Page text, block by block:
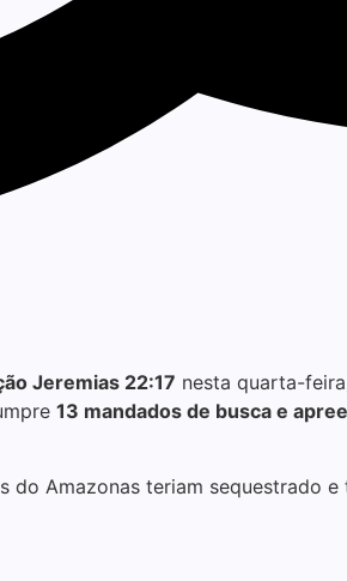
Jeremias 22:17 nesta quarta-
13 mandados de busca e
do Amazonas teriam